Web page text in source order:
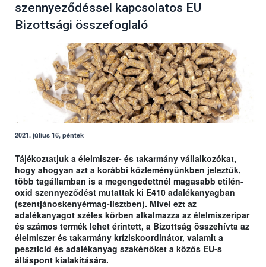
szennyeződéssel kapcsolatos EU
Bizottsági összefoglaló
2021. július 16, péntek
Tájékoztatjuk a élelmiszer- és takarmány vállalkozókat,
hogy ahogyan azt a korábbi közleményünkben jeleztük,
több tagállamban is a megengedettnél magasabb etilén-
oxid szennyeződést mutattak ki E410 adalékanyagban
(szentjánoskenyérmag-lisztben). Mivel ezt az
adalékanyagot széles körben alkalmazza az élelmiszeripar
és számos termék lehet érintett, a Bizottság összehívta az
élelmiszer és takarmány kríziskoordinátor, valamit a
peszticid és adalékanyag szakértőket a közös EU-s
álláspont kialakítására.